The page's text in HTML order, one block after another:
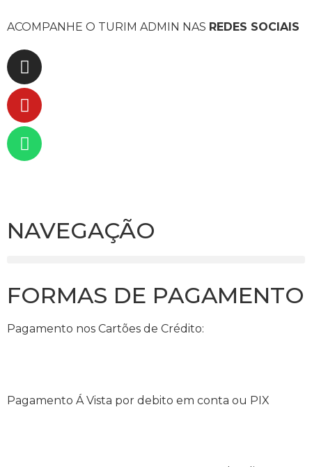
ACOMPANHE O TURIM ADMIN NAS REDES SOCIAIS
NAVEGAÇÃO
FORMAS DE PAGAMENTO
Pagamento nos Cartões de Crédito:
Pagamento Á Vista por debito em conta ou PIX